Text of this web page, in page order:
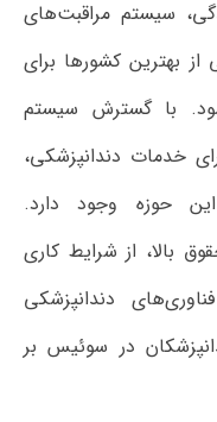
سیستم مراقبت‌های
بهترین کشورها برای
با گسترش سیستم
خدمات دندانپزشکی،
حوزه وجود دارد.
بالا، از شرایط کاری
دندانپزشکی
در سوئیس بر